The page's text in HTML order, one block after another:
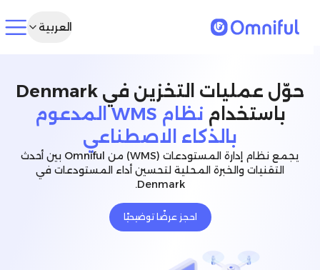
العربية
حوّل عمليات التخزين في Denmark
باستخدام
نظام WMS المدعوم
بالذكاء الاصطناعي
يجمع نظام إدارة المستودعات (WMS) من Omniful بين أحدث
التقنيات والخبرة المحلية لتحسين أداء المستودعات في
Denmark.
احجز عرضًا توضيحيًا